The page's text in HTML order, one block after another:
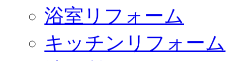
浴室リフォーム
キッチンリフォーム